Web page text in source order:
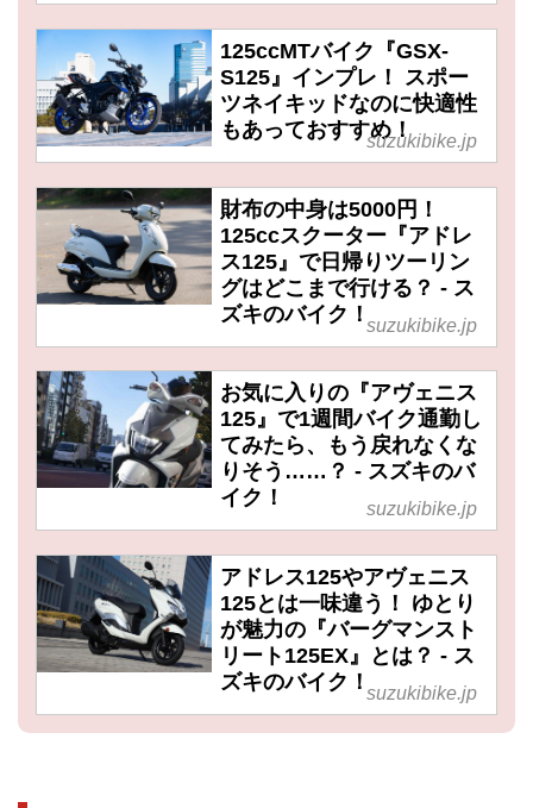
125ccMTバイク『GSX-
S125』インプレ！ スポー
ツネイキッドなのに快適性
もあっておすすめ！suzukibike.jp
財布の中身は5000円！
125ccスクーター『アドレ
ス125』で日帰りツーリン
グはどこまで行ける？ - ス
ズキのバイク！ suzukibike.jp
お気に入りの『アヴェニス
125』で1週間バイク通勤し
てみたら、もう戻れなくな
りそう……？ - スズキのバ
イク！
suzukibike.jp
アドレス125やアヴェニス
125とは一味違う！ ゆとり
が魅力の『バーグマンスト
リート125EX』とは？ - ス
ズキのバイク！ suzukibike.jp